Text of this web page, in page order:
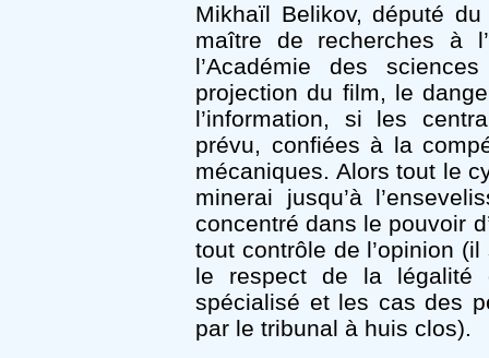
Mikhaïl Belikov, député
maître de recherches à
l’Académie des
projection du film, le
l’information, si les
prévu, confiées à la
mécaniques. Alors tout le
minerai jusqu’à
concentré dans le pouvoir
tout contrôle de l’opinion
le respect de la
spécialisé et les cas des
par le tribunal à huis clos).